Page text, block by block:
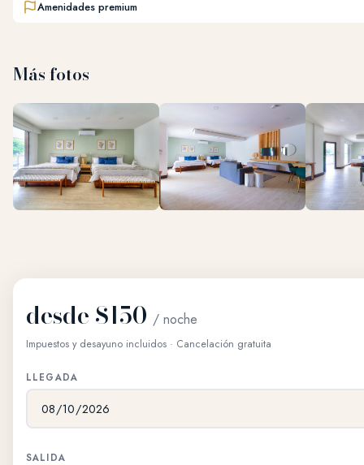
Amenidades premium
Más fotos
desde $150 / noche
Impuestos y desayuno incluidos · Cancelación gratuita
LLEGADA
SALIDA